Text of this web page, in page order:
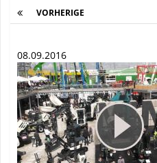
VORHERIGE
08.09.2016